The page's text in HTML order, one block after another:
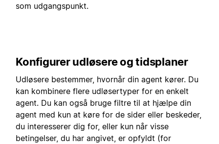
som udgangspunkt.
Konfigurer udløsere og tidsplaner
Udløsere bestemmer, hvornår din agent kører. Du
kan kombinere flere udløsertyper for en enkelt
agent. Du kan også bruge filtre til at hjælpe din
agent med kun at køre for de sider eller beskeder,
du interesserer dig for, eller kun når visse
betingelser, du har angivet, er opfyldt (for